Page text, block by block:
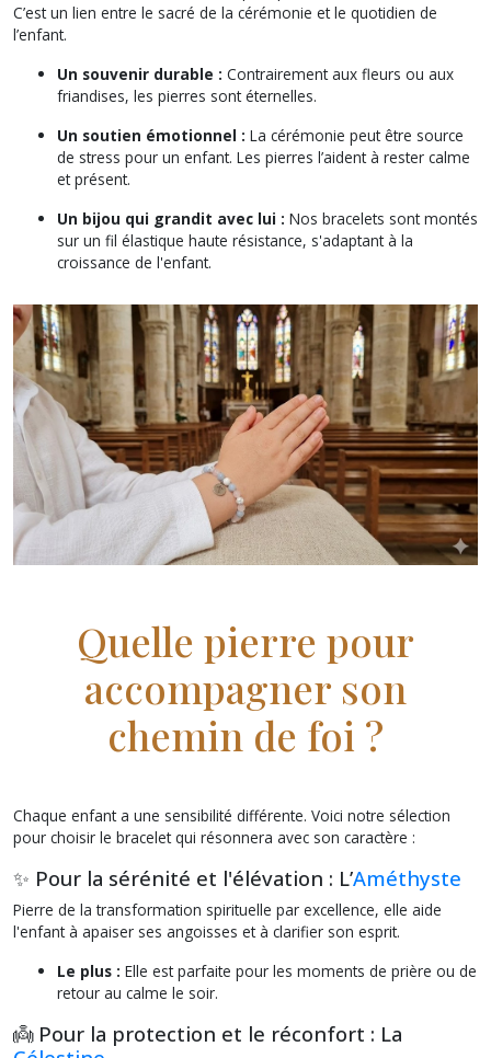
C’est un lien entre le sacré de la cérémonie et le quotidien de
l’enfant.
Un souvenir durable : Contrairement aux fleurs ou aux
friandises, les pierres sont éternelles.
Un soutien émotionnel : La cérémonie peut être source
de stress pour un enfant. Les pierres l’aident à rester calme
et présent.
Un bijou qui grandit avec lui : Nos bracelets sont montés
sur un fil élastique haute résistance, s'adaptant à la
croissance de l'enfant.
Quelle pierre pour
accompagner son
chemin de foi ?
Chaque enfant a une sensibilité différente. Voici notre sélection
pour choisir le bracelet qui résonnera avec son caractère :
✨ Pour la sérénité et l'élévation : L’Améthyste
Pierre de la transformation spirituelle par excellence, elle aide
l'enfant à apaiser ses angoisses et à clarifier son esprit.
Le plus : Elle est parfaite pour les moments de prière ou de
retour au calme le soir.
👼 Pour la protection et le réconfort : La